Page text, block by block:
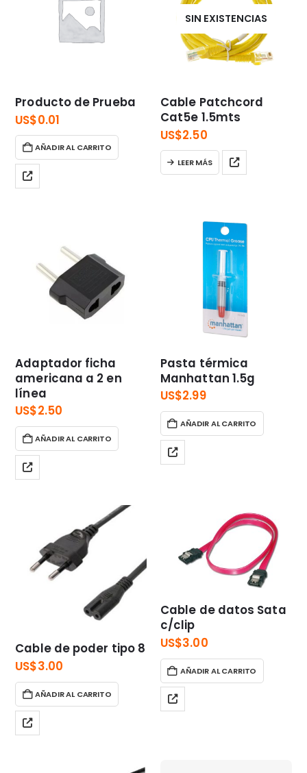
Producto de Prueba
US$0.01
AÑADIR AL CARRITO
SIN EXISTENCIAS
Cable Patchcord
Cat5e 1.5mts
US$2.50
LEER MÁS
Adaptador ficha
americana a 2 en
línea
US$2.50
AÑADIR AL CARRITO
Pasta térmica
Manhattan 1.5g
US$2.99
AÑADIR AL CARRITO
Cable de poder tipo 8
US$3.00
AÑADIR AL CARRITO
Cable de datos Sata
c/clip
US$3.00
AÑADIR AL CARRITO